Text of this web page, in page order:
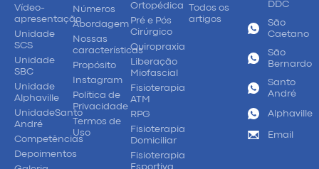
Vídeo-
apresentação
Unidade
SCS
Unidade
SBC
Unidade
Alphaville
UnidadeSanto
André
Competências
Depoimentos
Números
Abordagem
Nossas
características
Propósito
Instagram
Política de
Privacidade
Termos de
Uso
Ortopédica
Pré e Pós
Cirúrgico
Quiropraxia
Liberação
Miofascial
Fisioterapia
ATM
RPG
Fisioterapia
Domiciliar
Fisioterapia
Esportiva
Todos os
artigos
DDC
São
Caetano
São
Bernardo
Santo
André
Alphaville
Email